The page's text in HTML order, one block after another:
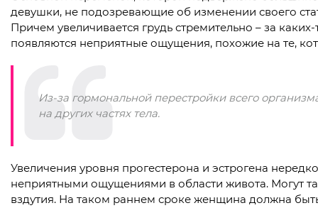
девушки, не подозревающие об изменении своего
Причем увеличивается грудь стремительно – за
появляются неприятные ощущения, похожие на те,
Из-за гормональной перестройки всего
на других частях тела.
Увеличения уровня прогестерона и эстрогена
неприятными ощущениями в области живота. Могут
вздутия. На таком раннем сроке женщина должна